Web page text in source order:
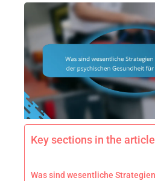
Key sections in the
Was sind wesentliche